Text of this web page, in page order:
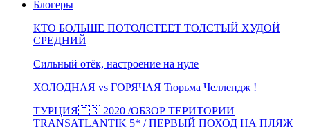
Блогеры
КТО БОЛЬШЕ ПОТОЛСТЕЕТ ТОЛСТЫЙ ХУДОЙ
СРЕДНИЙ
Сильный отёк, настроение на нуле
ХОЛОДНАЯ vs ГОРЯЧАЯ Тюрьма Челлендж !
ТУРЦИЯ🇹🇷 2020 /ОБЗОР ТЕРИТОРИИ
TRANSATLANTIK 5* / ПЕРВЫЙ ПОХОД НА ПЛЯЖ